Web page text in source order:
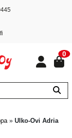
0
» Ulko-Ovi Adria